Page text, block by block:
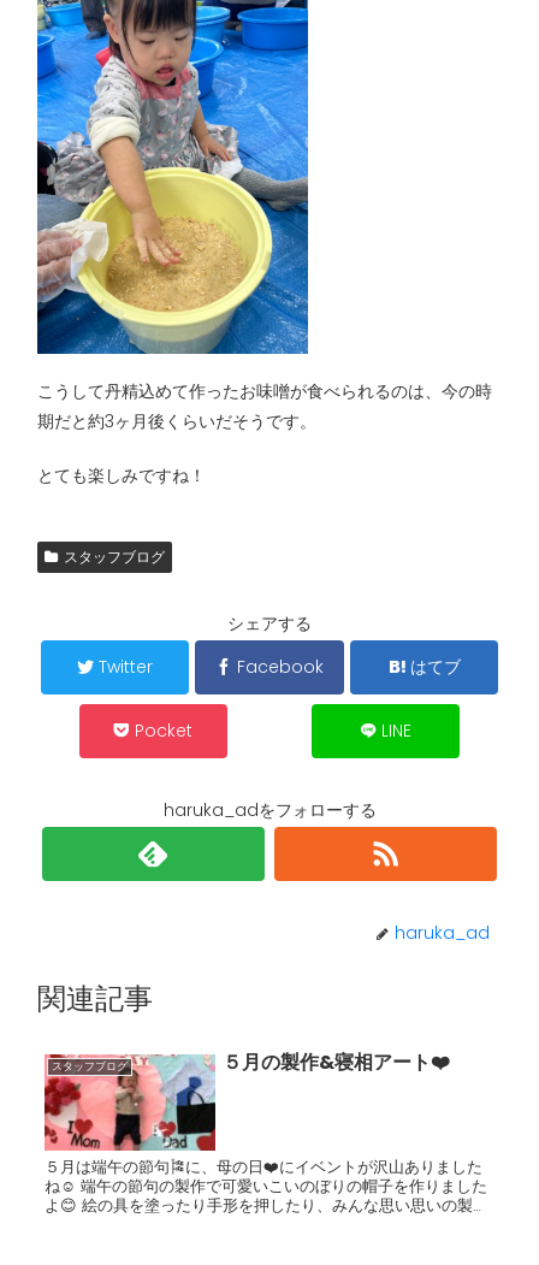
こうして丹精込めて作ったお味噌が食べられるのは、今の時
期だと約3ヶ月後くらいだそうです。
とても楽しみですね！
スタッフブログ
シェアする
Twitter
Facebook はてブ
Pocket LINE
haruka_adをフォローする
haruka_ad
関連記事
スタッフブログ ５月の製作&寝相アート❤️
５月は端午の節句🎏に、母の日❤️にイベントが沢山ありました
ね☺️ 端午の節句の製作で可愛いこいのぼりの帽子を作りました
よ😊 絵の具を塗ったり手形を押したり、みんな思い思いの製作